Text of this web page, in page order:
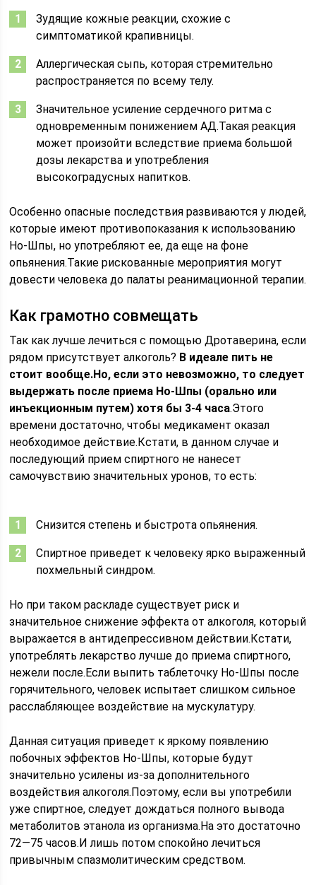
Зудящие кожные реакции, схожие с
симптоматикой крапивницы.
Аллергическая сыпь, которая стремительно
распространяется по всему телу.
Значительное усиление сердечного ритма с
одновременным понижением АД.Такая реакция
может произойти вследствие приема большой
дозы лекарства и употребления
высокоградусных напитков.
Особенно опасные последствия развиваются у людей,
которые имеют противопоказания к использованию
Но-Шпы, но употребляют ее, да еще на фоне
опьянения.Такие рискованные мероприятия могут
довести человека до палаты реанимационной терапии.
Как грамотно совмещать
Так как лучше лечиться с помощью Дротаверина, если
рядом присутствует алкоголь? В идеале пить не
стоит вообще.Но, если это невозможно, то следует
выдержать после приема Но-Шпы (орально или
инъекционным путем) хотя бы 3-4 часа.Этого
времени достаточно, чтобы медикамент оказал
необходимое действие.Кстати, в данном случае и
последующий прием спиртного не нанесет
самочувствию значительных уронов, то есть:
Снизится степень и быстрота опьянения.
Спиртное приведет к человеку ярко выраженный
похмельный синдром.
Но при таком раскладе существует риск и
значительное снижение эффекта от алкоголя, который
выражается в антидепрессивном действии.Кстати,
употреблять лекарство лучше до приема спиртного,
нежели после.Если выпить таблеточку Но-Шпы после
горячительного, человек испытает слишком сильное
расслабляющее воздействие на мускулатуру.
Данная ситуация приведет к яркому появлению
побочных эффектов Но-Шпы, которые будут
значительно усилены из-за дополнительного
воздействия алкоголя.Поэтому, если вы употребили
уже спиртное, следует дождаться полного вывода
метаболитов этанола из организма.На это достаточно
72—75 часов.И лишь потом спокойно лечиться
привычным спазмолитическим средством.